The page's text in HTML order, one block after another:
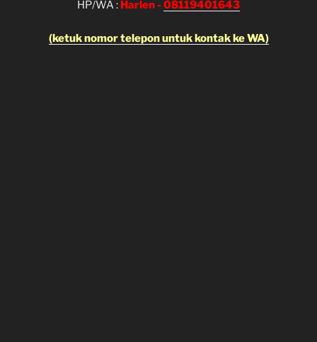
HP/WA : Harlen - 08119401643
(ketuk nomor telepon untuk kontak ke WA)